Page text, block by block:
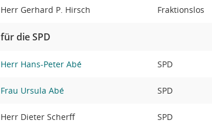
Herr Gerhard P. Hirsch Fraktionslos
für die SPD
Herr Hans-Peter Abé SPD
Frau Ursula Abé SPD
Herr Dieter Scherff SPD